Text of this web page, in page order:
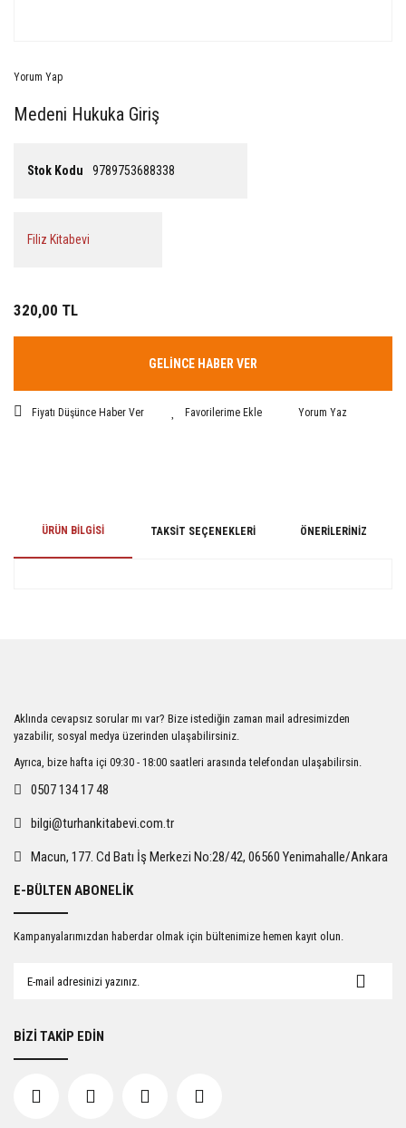
Yorum Yap
Medeni Hukuka Giriş
Stok Kodu 9789753688338
Filiz Kitabevi
320,00 TL
GELİNCE HABER VER
Fiyatı Düşünce Haber Ver Yorum Yaz
ÜRÜN BILGISI TAKSIT SEÇENEKLERI ÖNERILERINIZ
Ürün açıklamasında eksik bilgiler bulunuyor.
Ürün bilgilerinde hatalar bulunuyor.
Ürün fiyatı diğer sitelerden daha pahalı.
Gönder
Aklında cevapsız sorular mı var? Bize istediğin zaman mail adresimizden
yazabilir, sosyal medya üzerinden ulaşabilirsiniz.
Ayrıca, bize hafta içi 09:30 - 18:00 saatleri arasında telefondan ulaşabilirsin.
0507 134 17 48
bilgi@turhankitabevi.com.tr
Macun, 177. Cd Batı İş Merkezi No:28/42, 06560 Yenimahalle/Ankara
E-BÜLTEN ABONELİK
Kampanyalarımızdan haberdar olmak için bültenimize hemen kayıt olun.
BİZİ TAKİP EDİN